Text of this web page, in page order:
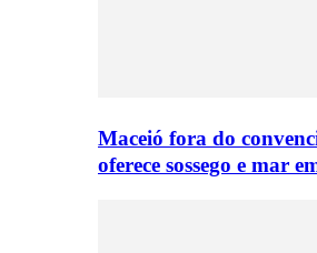
Maceió fora do
oferece sossego e mar